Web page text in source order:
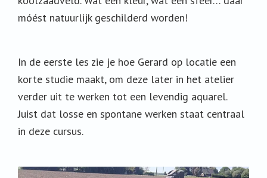
móést natuurlijk geschilderd worden!
In de eerste les zie je hoe Gerard op locatie een
korte studie maakt, om deze later in het atelier
verder uit te werken tot een levendig aquarel.
Juist dat losse en spontane werken staat centraal
in deze cursus.